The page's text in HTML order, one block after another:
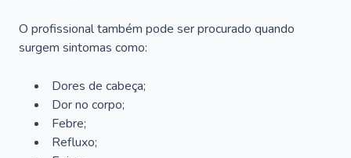
O profissional também pode ser procurado quando
surgem sintomas como:
Dores de cabeça;
Dor no corpo;
Febre;
Refluxo;